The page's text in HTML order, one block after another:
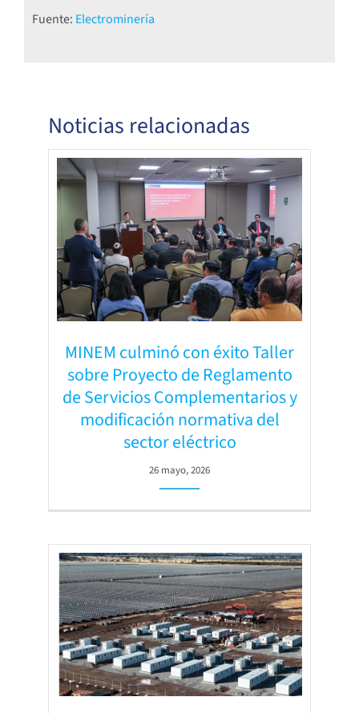
Fuente: Electrominería
Noticias relacionadas
MINEM culminó con éxito Taller
sobre Proyecto de Reglamento
de Servicios Complementarios y
modificación normativa del
sector eléctrico
26 mayo, 2026